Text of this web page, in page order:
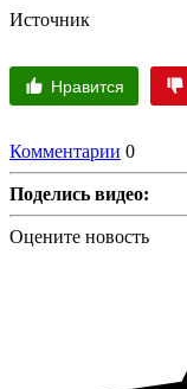
Источник
Нравится
Комментарии 0
Поделись видео:
Оцените новость